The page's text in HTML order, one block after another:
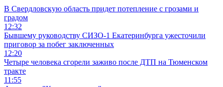
В Свердловскую область придет потепление с грозами и
градом
12:32
Бывшему руководству СИЗО-1 Екатеринбурга ужесточили
приговор за побег заключенных
12:20
Четыре человека сгорели заживо после ДТП на Тюменском
тракте
11:55